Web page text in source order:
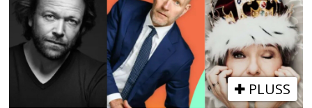
PLUSS